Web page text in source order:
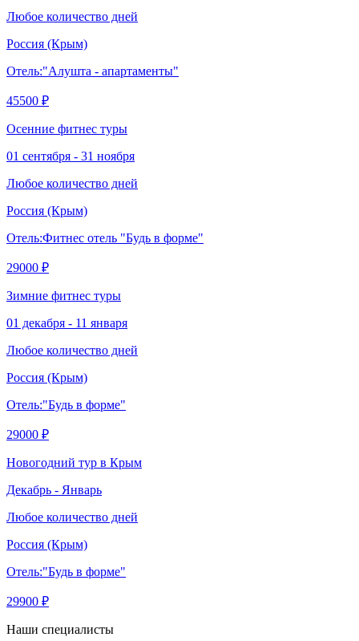
Любое количество дней
Россия (Крым)
Отель:"Алушта - апартаменты"
45500 ₽
Осенние фитнес туры
01 сентября - 31 ноября
Любое количество дней
Россия (Крым)
Отель:Фитнес отель "Будь в форме"
29000 ₽
Зимние фитнес туры
01 декабря - 11 января
Любое количество дней
Россия (Крым)
Отель:"Будь в форме"
29000 ₽
Новогодний тур в Крым
Декабрь - Январь
Любое количество дней
Россия (Крым)
Отель:"Будь в форме"
29900 ₽
Наши специалисты